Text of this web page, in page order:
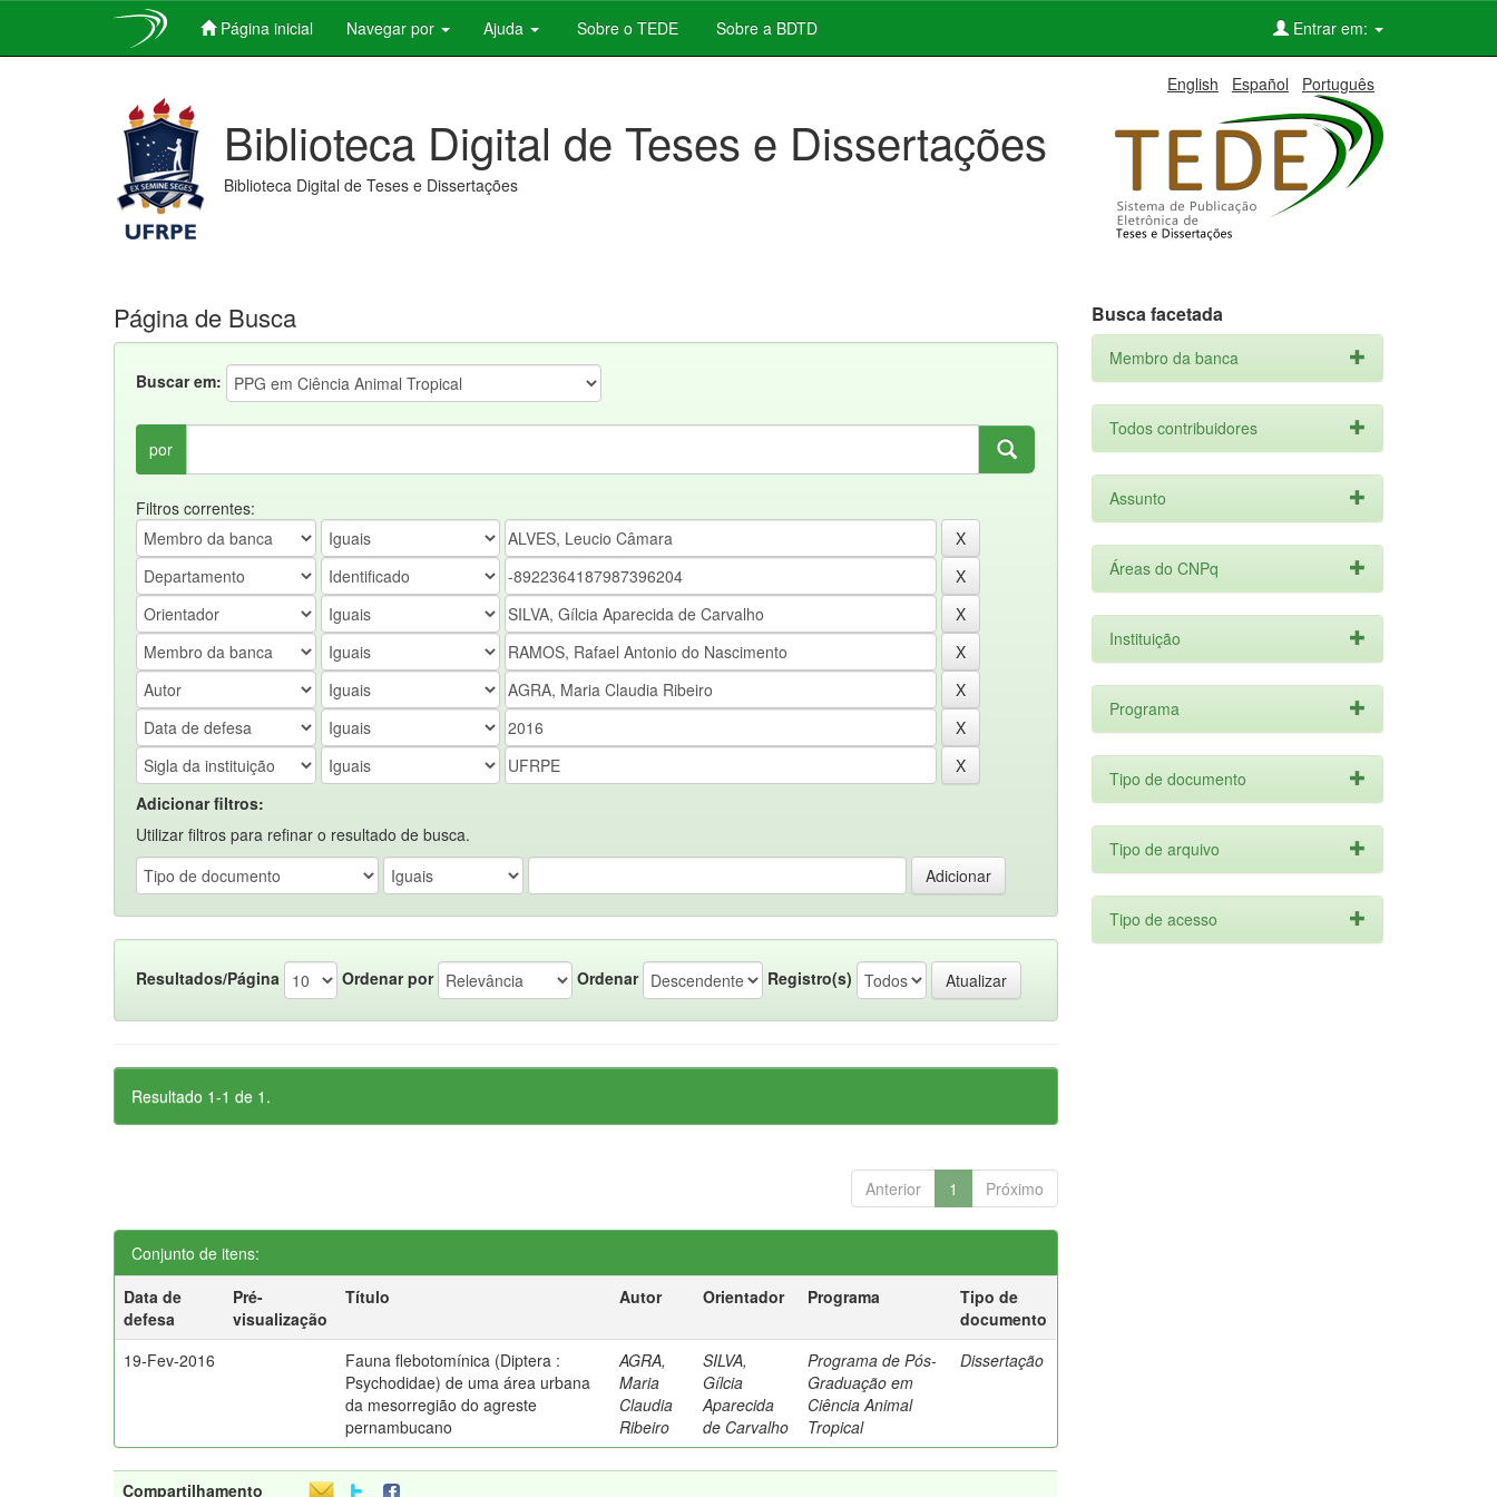
Página inicial Navegar por Ajuda Sobre o TEDE Sobre a BDTD Entrar em:
English Español Português
Biblioteca Digital de Teses e Dissertações
Biblioteca Digital de Teses e Dissertações
Página de Busca
Buscar em:
por
Filtros correntes:
Adicionar filtros:
Utilizar filtros para refinar o resultado de busca.
Resultados/Página Ordenar por Ordenar Registro(s)
Resultado 1-1 de 1.
Anterior 1 Próximo
Conjunto de itens:
Data de
defesa
Pré-
visualização
Título Autor Orientador Programa
Tipo de
documento
19-Fev-2016
Fauna flebotomínica (Diptera :
Psychodidae) de uma área urbana
da mesorregião do agreste
pernambucano
AGRA,
Maria
Claudia
Ribeiro
SILVA,
Gílcia
Aparecida
de Carvalho
Programa de Pós-
Graduação em
Ciência Animal
Tropical
Dissertação
Compartilhamento
Busca facetada
Membro da banca
Todos contribuidores
Assunto
Áreas do CNPq
Instituição
Programa
Tipo de documento
Tipo de arquivo
Tipo de acesso